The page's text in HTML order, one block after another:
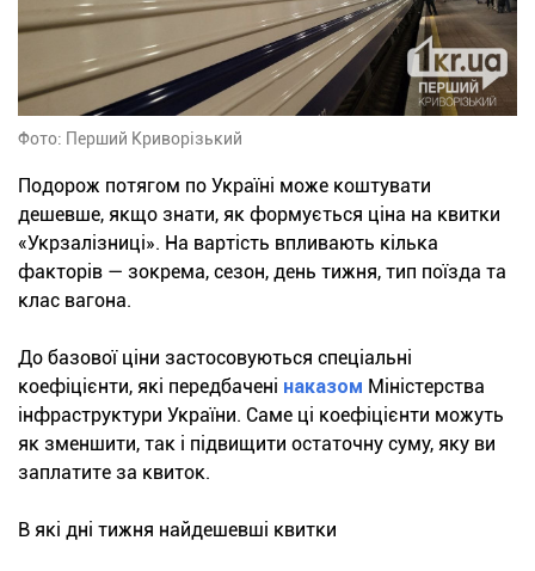
Фото: Перший Криворізький
Подорож потягом по Україні може коштувати
дешевше, якщо знати, як формується ціна на квитки
«Укрзалізниці». На вартість впливають кілька
факторів — зокрема, сезон, день тижня, тип поїзда та
клас вагона.
До базової ціни застосовуються спеціальні
коефіцієнти, які передбачені наказом Міністерства
інфраструктури України. Саме ці коефіцієнти можуть
як зменшити, так і підвищити остаточну суму, яку ви
заплатите за квиток.
В які дні тижня найдешевші квитки